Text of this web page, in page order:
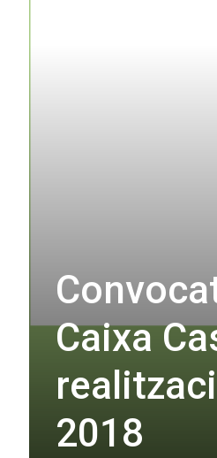
Caixa
2018